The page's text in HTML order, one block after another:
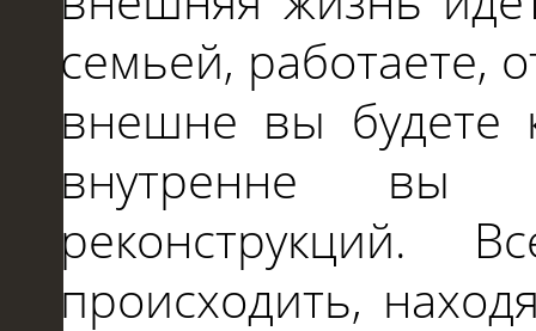
семьей, работаете,
внешне вы будете
внутренне вы
реконструкций.
происходить,